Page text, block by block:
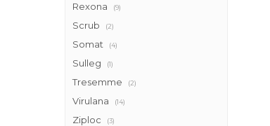
Rexona (9)
Scrub (2)
Somat (4)
Sulleg (1)
Tresemme (2)
Virulana (14)
Ziploc (3)